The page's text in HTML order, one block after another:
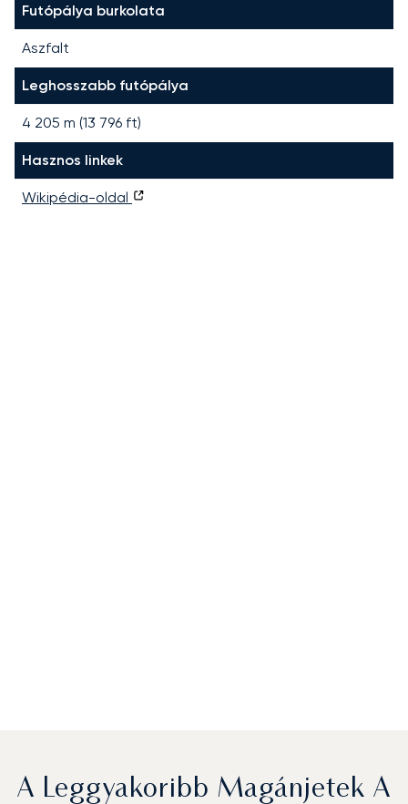
Futópálya burkolata
Aszfalt
Leghosszabb futópálya
4 205 m (13 796 ft)
Hasznos linkek
Wikipédia-oldal
A Leggyakoribb Magánjetek A